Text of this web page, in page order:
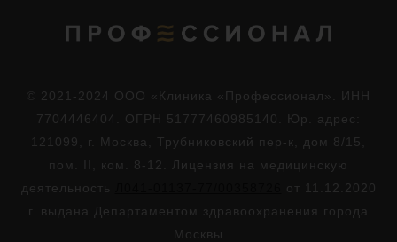
© 2021-2024 ООО «Клиника «Профессионал». ИНН
7704446404. ОГРН 51777460985140. Юр. адрес:
121099, г. Москва, Трубниковский пер-к, дом 8/15,
пом. II, ком. 8-12. Лицензия на медицинскую
деятельность
от 11.12.2020
г. выдана Департаментом здравоохранения города
Москвы